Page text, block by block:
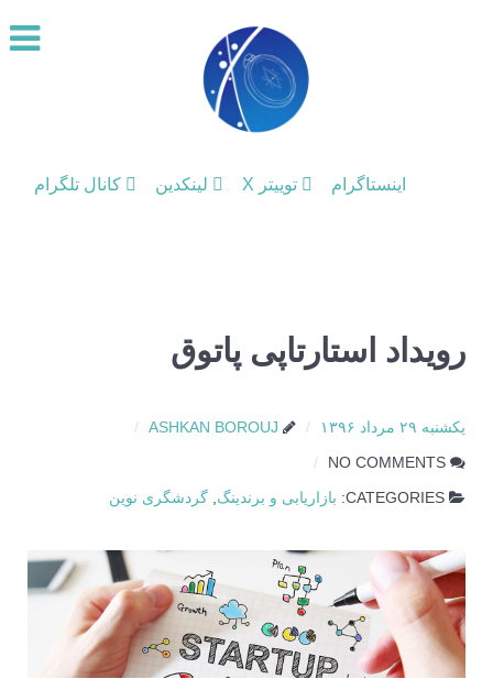
اینستاگرام توییتر X لینکدین کانال تلگرام
رویداد استارتاپی پاتوق
یکشنبه ۲۹ مرداد ۱۳۹۶ ASHKAN BOROUJ
NO COMMENTS
CATEGORIES: بازاریابی و برندینگ گردشگری نوین